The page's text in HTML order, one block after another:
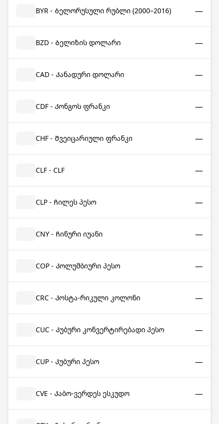
BYR - Ბელორუსული რუბლი (2000–2016) —
BZD - Ბელიზის დოლარი —
CAD - Კანადური დოლარი —
CDF - Კონგოს ფრანკი —
CHF - Შვეიცარიული ფრანკი —
CLF - CLF —
CLP - Ჩილეს პესო —
CNY - Ჩინური იუანი —
COP - Კოლუმბიური პესო —
CRC - Კოსტა-რიკული კოლონი —
CUC - Კუბური კონვერტირებადი პესო —
CUP - Კუბური პესო —
CVE - Კაბო-ვერდეს ესკუდო —